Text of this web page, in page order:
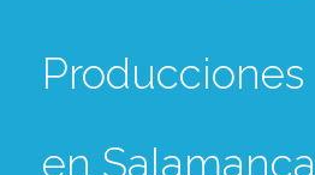
Producciones
en Salamanca